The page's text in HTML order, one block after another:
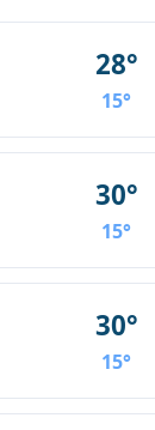
28°
15°
30°
15°
30°
15°